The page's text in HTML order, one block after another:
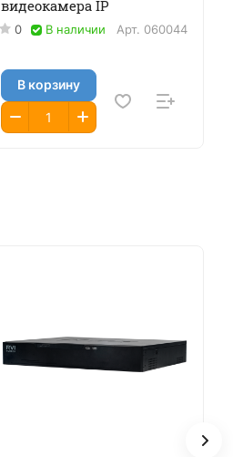
видеокамера IP
0 В наличии Арт. 060044
В корзину